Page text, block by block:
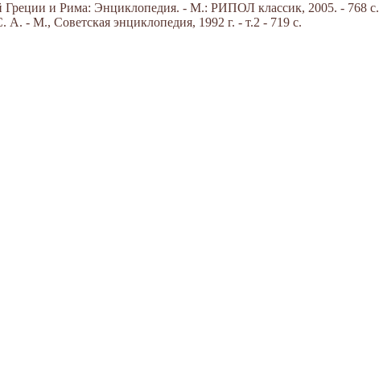
и Рима: Энциклопедия. - М.: РИПОЛ классик, 2005. - 768 с.
- М., Советская энциклопедия, 1992 г. - т.2 - 719 с.